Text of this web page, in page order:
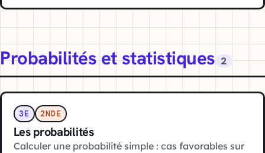
Probabilités et statistiques 2
3E 2NDE
Les probabilités
Calculer une probabilité simple : cas favorables sur